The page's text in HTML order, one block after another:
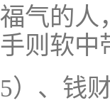
福气的人
手则软中
5）、钱